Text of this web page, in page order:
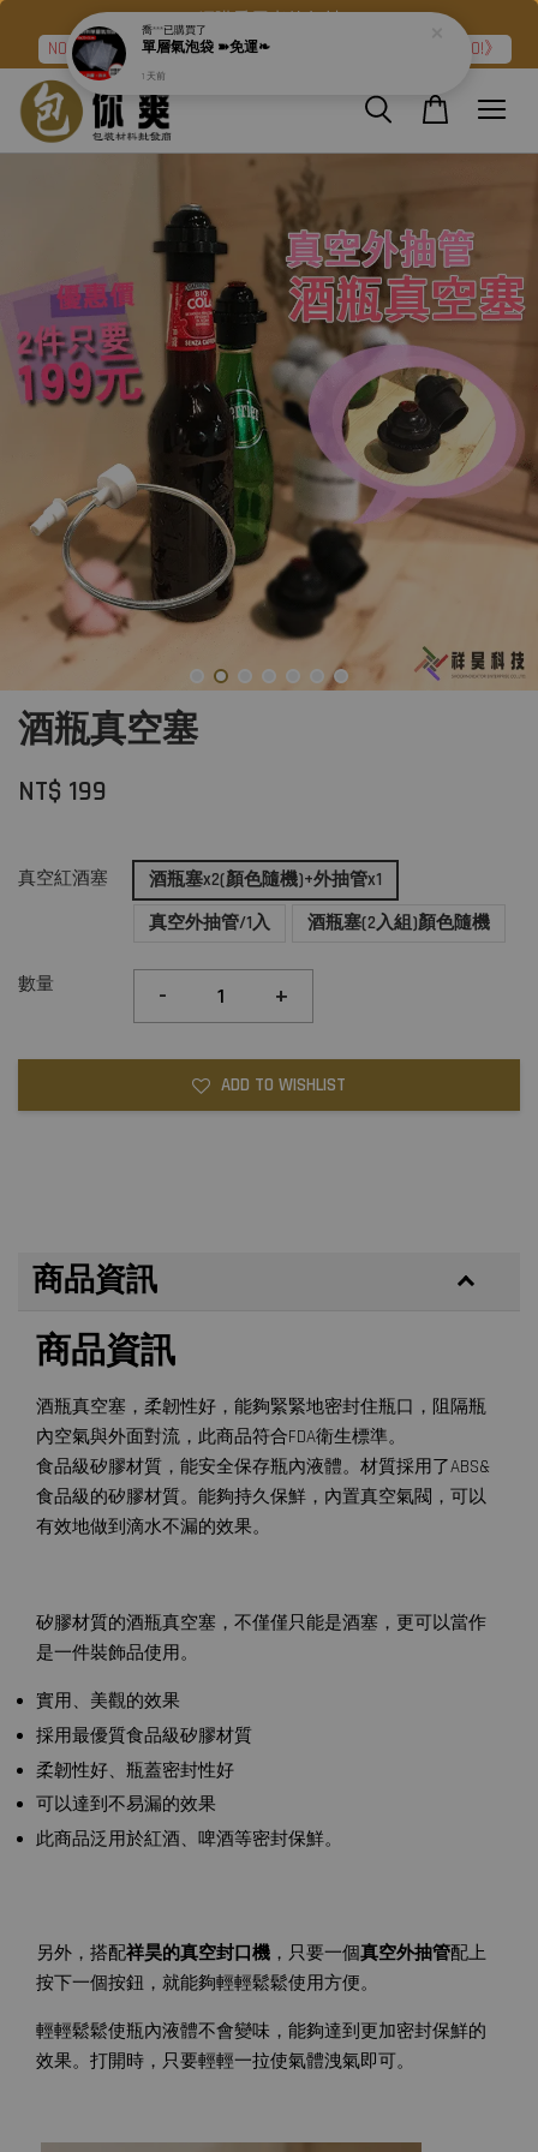
網購愛用者的包材
NO.2➽強力氣泡布『滿二件折120元』再加碼《免運❧GO!》
酒瓶真空塞
NT$ 199
真空紅酒塞
酒瓶塞x2(顏色隨機)+外抽管x1
真空外抽管/1入
酒瓶塞(2入組)顏色隨機
數量 - +
ADD TO WISHLIST
商品資訊
商品資訊
酒瓶真空塞，柔韌性好，能夠緊緊地密封住瓶口，阻隔瓶
內空氣與外面對流，此商品符合FDA衛生標準。
食品級矽膠材質，能安全保存瓶內液體。材質採用了ABS&
食品級的矽膠材質。能夠持久保鮮，內置真空氣閥，可以
有效地做到滴水不漏的效果。
矽膠材質的酒瓶真空塞，不僅僅只能是酒塞，更可以當作
是一件裝飾品使用。
實用、美觀的效果
採用最優質食品級矽膠材質
柔韌性好、瓶蓋密封性好
可以達到不易漏的效果
此商品泛用於紅酒、啤酒等密封保鮮。
另外，搭配祥昊的真空封口機 ，只要一個真空外抽管配上
按下一個按鈕，就能夠輕輕鬆鬆使用方便。
輕輕鬆鬆使瓶內液體不會變味，能夠達到更加密封保鮮的
效果。打開時，只要輕輕一拉使氣體洩氣即可。